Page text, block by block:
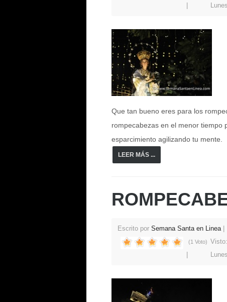
Que tan bueno eres para los
rompecabezas en el menor tiempo
esparcimiento agilizando tu mente.
LEER MÁS ...
Escrito por Semana Santa en Linea
(1 Voto)